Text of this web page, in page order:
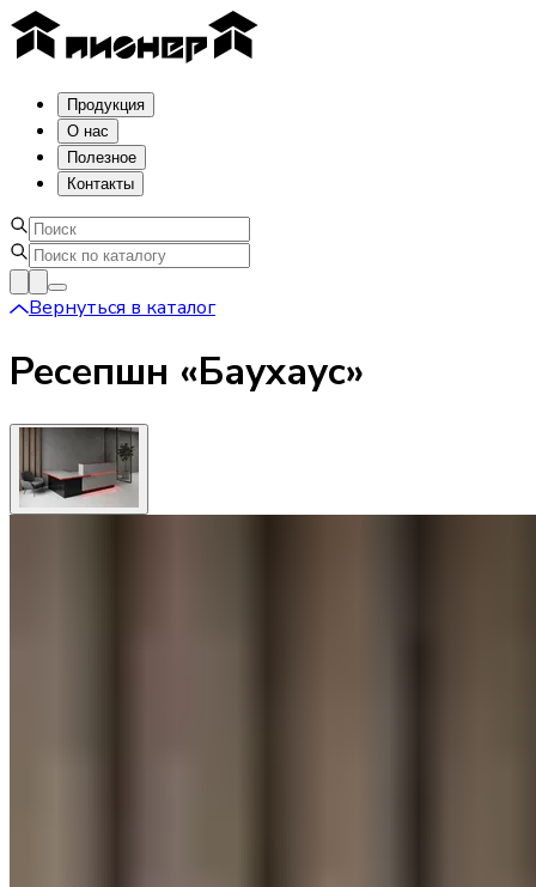
Продукция
О нас
Полезное
Контакты
Вернуться в каталог
Ресепшн «Баухаус»